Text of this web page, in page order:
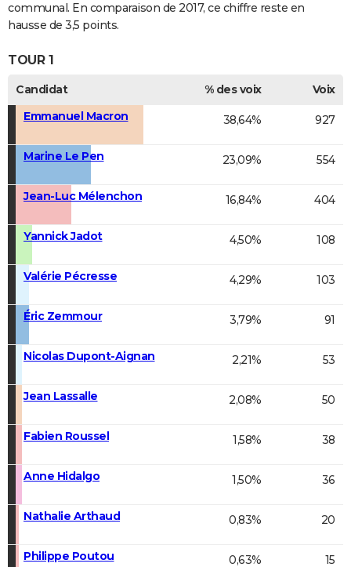
communal. En comparaison de 2017, ce chiffre reste en
hausse de 3,5 points.
TOUR 1
Candidat % des voix
Voix
Emmanuel Macron
38,64% 927
Marine Le Pen 23,09% 554
Jean-Luc Mélenchon 16,84% 404
Yannick Jadot 4,50% 108
Valérie Pécresse 4,29% 103
Éric Zemmour 3,79% 91
Nicolas Dupont-Aignan 2,21% 53
Jean Lassalle 2,08% 50
Fabien Roussel 1,58% 38
Anne Hidalgo 1,50% 36
Nathalie Arthaud 0,83% 20
Philippe Poutou 0,63% 15